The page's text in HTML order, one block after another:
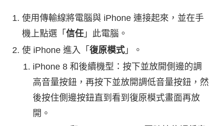
使用傳輸線將電腦與 iPhone 連接起來，並在手
機上點選「 信任 」此電腦。
使 iPhone 進入「 復原模式 」。
iPhone 8 和後續機型：按下並放開側邊的調
高音量按鈕，再按下並放開調低音量按鈕，然
後按住側邊按鈕直到看到復原模式畫面再放
開。